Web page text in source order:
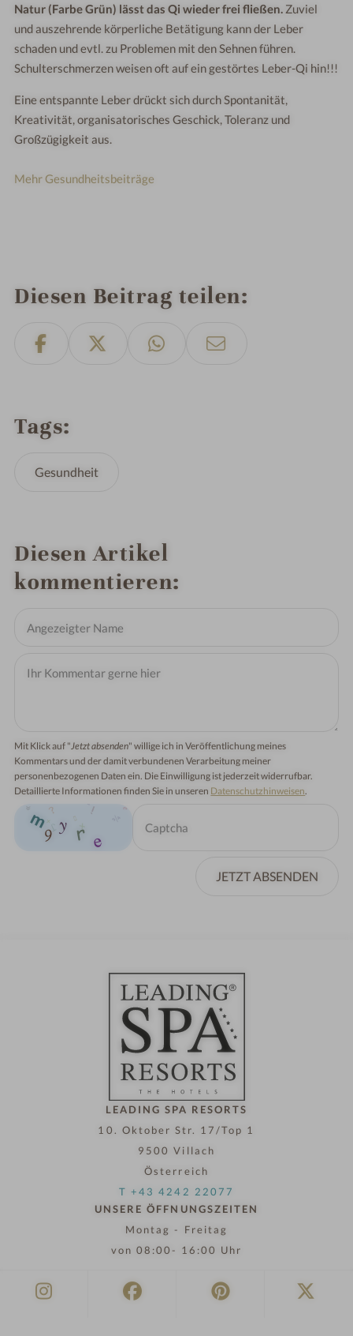
Natur (Farbe Grün) lässt das Qi wieder frei fließen. Zuviel
und auszehrende körperliche Betätigung kann der Leber
schaden und evtl. zu Problemen mit den Sehnen führen.
Schulterschmerzen weisen oft auf ein gestörtes Leber-Qi hin!!!
Eine entspannte Leber drückt sich durch Spontanität,
Kreativität, organisatorisches Geschick, Toleranz und
Großzügigkeit aus.
Mehr Gesundheitsbeiträge
Diesen Beitrag teilen
Tags
Gesundheit
Diesen Artikel
kommentieren
Mit Klick auf "Jetzt absenden" willige ich in Veröffentlichung meines
Kommentars und der damit verbundenen Verarbeitung meiner
personenbezogenen Daten ein. Die Einwilligung ist jederzeit widerrufbar.
Detaillierte Informationen finden Sie in unseren Datenschutzhinweisen.
JETZT ABSENDEN
LEADING SPA RESORTS
10. Oktober Str. 17/Top 1
9500 Villach
Österreich
T +43 4242 22077
UNSERE ÖFFNUNGSZEITEN
Montag - Freitag
von 08:00- 16:00 Uhr